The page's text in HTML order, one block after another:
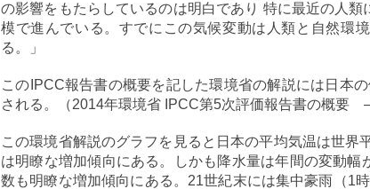
の影響をもたらしているのは明白であり 特に最近の人
模で進んでいる。すでにこの気候変動は人類と自然環
る。」
このIPCC報告書の概要を記した環境省の解説には日本
される。（2014年環境省 IPCC第5次評価報告書の概要 –
この環境省解説のグラフを見ると日本の平均気温は世界
は明瞭な増加傾向にある。しかも降水量は年間の変動幅
数も明瞭な増加傾向にある。21世紀末には集中豪雨（1